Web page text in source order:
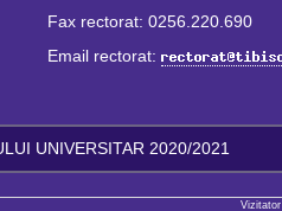
Fax rectorat: 0256.220.690
Email rectorat:
UNIVERSITAR 2020/2021
Vizitator